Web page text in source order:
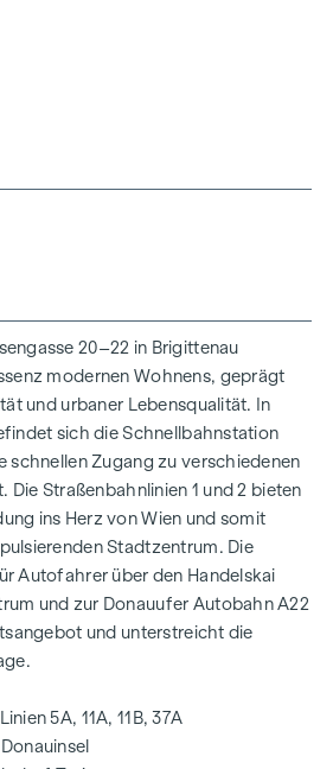
vereinen sich Ästhetik und
Mit intelligenten
Einzimmerapartments bis
das Interieur, während die
durch umweltfreundliche
Raumklima sorgt.
Sonnenschutz und
Wohnambiente, selbst an
Sonnenschutz
Dach
und
Handyapp
20–22 in Brigittenau
modernen Wohnens, geprägt
und urbaner Lebensqualität. In
sich die Schnellbahnstation
schnellen Zugang zu verschiedenen
Straßenbahnlinien 1 und 2 bieten
ins Herz von Wien und somit
Stadtzentrum. Die
Autofahrer über den Handelskai
und zur Donauufer Autobahn A22
und unterstreicht die
5A, 11A, 11B, 37A